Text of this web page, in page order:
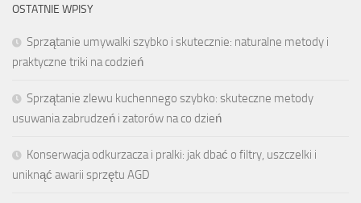
OSTATNIE WPISY
Sprzątanie umywalki szybko i skutecznie: naturalne metody i
praktyczne triki na codzień
Sprzątanie zlewu kuchennego szybko: skuteczne metody
usuwania zabrudzeń i zatorów na co dzień
Konserwacja odkurzacza i pralki: jak dbać o filtry, uszczelki i
uniknąć awarii sprzętu AGD